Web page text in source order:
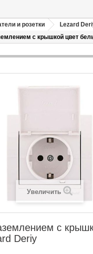
и розетки
Lezard
с крышкой цвет
Увеличить
с
Deriy